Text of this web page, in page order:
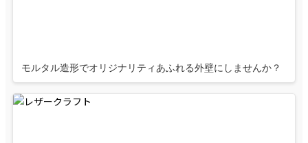
モルタル造形でオリジナリティあふれる外壁にしませんか？